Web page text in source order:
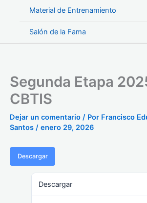
Material de Entrenamiento
Salón de la Fama
Segunda Etapa
CBTIS
Dejar un comentario / Por Francisco
Santos / enero 29, 2026
Descargar
Descargar